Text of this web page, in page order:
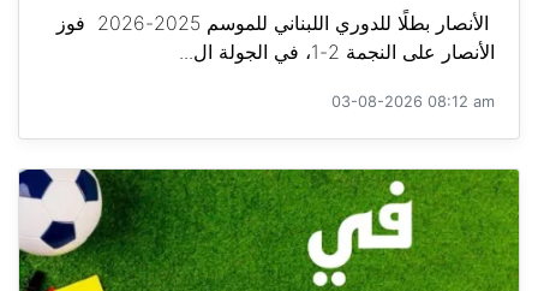
الأنصار بطلًا للدوري اللبناني للموسم 2025-2026 فوز
الأنصار على النجمة 2-1، في الجولة ال...
03-08-2026 08:12 am